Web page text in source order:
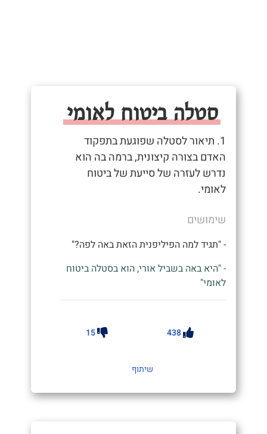
סטלה ביטוח לאומי
1. תיאור לסטלה שפוגעת בתפקוד
האדם בצורה קיצונית, ברמה בה הוא
נדרש לעזרה של סייעת של ביטוח
לאומי.
שימושים
- "תגיד למה הפיליפנית הזאת באה לפה?"
- "היא באה בשביל אורי, הוא בסטלה ביטוח
לאומי"
438
15
שיתוף